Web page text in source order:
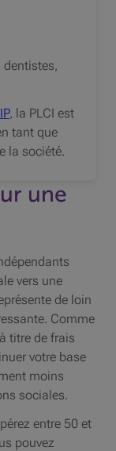
dentistes,
, la PLCI est
tant que
la société.
une
vers une
de loin
Comme
titre de frais
votre base
moins
sociales.
entre 50 et
pouvez